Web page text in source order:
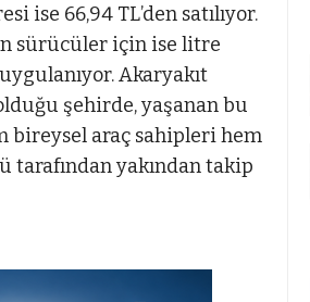
ise 66,94 TL’den satılıyor.
sürücüler için ise litre
Akaryakıt
şehirde, yaşanan bu
bireysel araç sahipleri hem
tarafından yakından takip